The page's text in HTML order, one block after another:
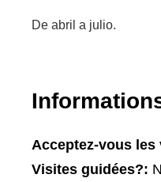
De abril a julio.
Acceptez-vous les
Visites guidées?: